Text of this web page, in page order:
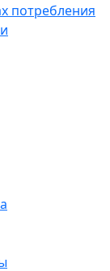
потребления